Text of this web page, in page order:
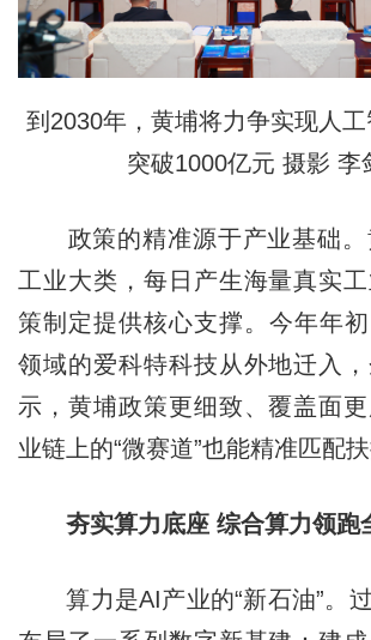
到2030年，黄埔将力争实现人
突破1000亿元 摄影 李
政策的精准源于产业基础。
工业大类，每日产生海量真实
策制定提供核心支撑。今年年
领域的爱科特科技从外地迁入
示，黄埔政策更细致、覆盖面
业链上的“微赛道”也能精准匹配扶
夯实算力底座 综合算力领跑
算力是AI产业的“新石油”。